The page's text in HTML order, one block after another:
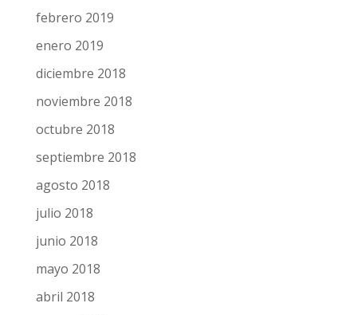
febrero 2019
enero 2019
diciembre 2018
noviembre 2018
octubre 2018
septiembre 2018
agosto 2018
julio 2018
junio 2018
mayo 2018
abril 2018